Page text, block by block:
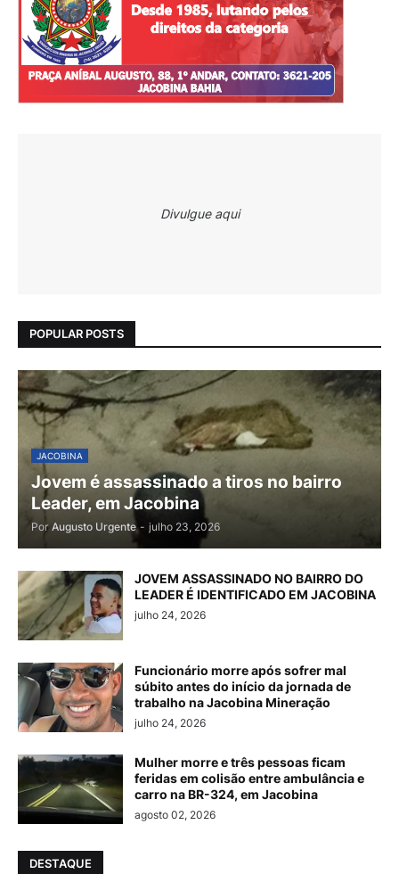
Divulgue aqui
POPULAR POSTS
JACOBINA
Jovem é assassinado a tiros no bairro
Leader, em Jacobina
Por Augusto Urgente - julho 23, 2026
JOVEM ASSASSINADO NO BAIRRO DO
LEADER É IDENTIFICADO EM JACOBINA
julho 24, 2026
Funcionário morre após sofrer mal
súbito antes do início da jornada de
trabalho na Jacobina Mineração
julho 24, 2026
Mulher morre e três pessoas ficam
feridas em colisão entre ambulância e
carro na BR-324, em Jacobina
agosto 02, 2026
DESTAQUE